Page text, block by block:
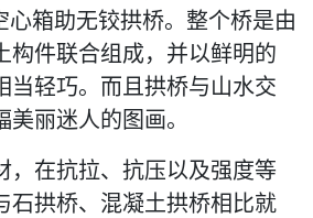
箱助无铰拱桥。整个桥是由
构件联合组成，并以鲜明的
当轻巧。而且拱桥与山水交
丽迷人的图画。
，在抗拉、抗压以及强度等
石拱桥、混凝土拱桥相比就